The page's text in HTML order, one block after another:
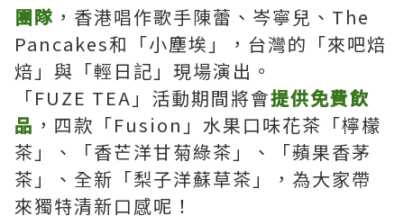
團隊 ，香港唱作歌手陳蕾、岑寧兒、The
Pancakes和「小塵埃」，台灣的「來吧焙
焙」與「輕日記」現場演出。
「FUZE TEA」活動期間將會提供免費飲
品 ，四款「Fusion」水果口味花茶「檸檬
茶」、「香芒洋甘菊綠茶」、「蘋果香茅
茶」、全新「梨子洋蘇草茶」，為大家帶
來獨特清新口感呢！